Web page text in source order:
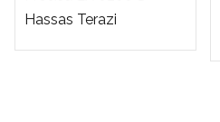
Hassas Terazi